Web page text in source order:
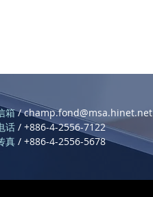
箱/champ.fond@msa.hinet.net
话 / +886-4-2556-7122
真 / +886-4-2556-5678